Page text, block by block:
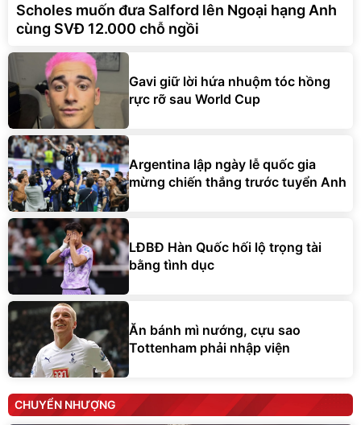
Scholes muốn đưa Salford lên Ngoại hạng Anh
cùng SVĐ 12.000 chỗ ngồi
Gavi giữ lời hứa nhuộm tóc hồng
rực rỡ sau World Cup
Argentina lập ngày lễ quốc gia
mừng chiến thắng trước tuyển Anh
LĐBĐ Hàn Quốc hối lộ trọng tài
bằng tình dục
Ăn bánh mì nướng, cựu sao
Tottenham phải nhập viện
CHUYỂN NHƯỢNG